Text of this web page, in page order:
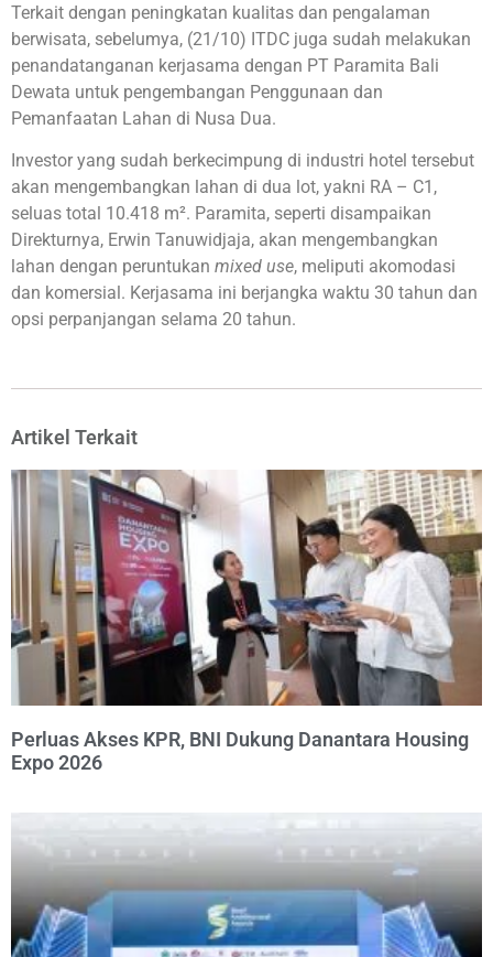
Terkait dengan peningkatan kualitas dan pengalaman
berwisata, sebelumya, (21/10) ITDC juga sudah melakukan
penandatanganan kerjasama dengan PT Paramita Bali
Dewata untuk pengembangan Penggunaan dan
Pemanfaatan Lahan di Nusa Dua.
Investor yang sudah berkecimpung di industri hotel tersebut
akan mengembangkan lahan di dua lot, yakni RA – C1,
seluas total 10.418 m². Paramita, seperti disampaikan
Direkturnya, Erwin Tanuwidjaja, akan mengembangkan
lahan dengan peruntukan mixed use, meliputi akomodasi
dan komersial. Kerjasama ini berjangka waktu 30 tahun dan
opsi perpanjangan selama 20 tahun.
Artikel Terkait
Perluas Akses KPR, BNI Dukung Danantara Housing
Expo 2026